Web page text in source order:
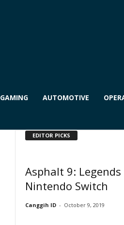
GAMING AUTOMOTIVE
EDITOR PICKS
Asphalt 9:
Nintendo Switch
Canggih ID - October 9, 2019